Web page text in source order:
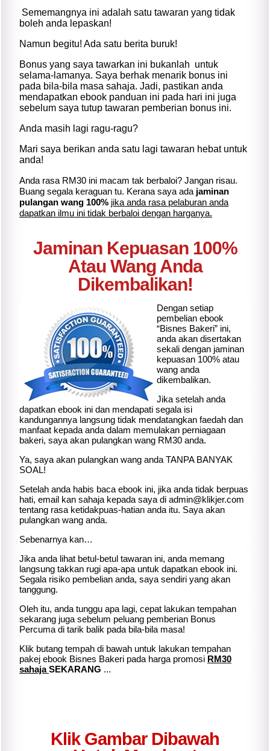
Sememangnya ini adalah satu tawaran yang tidak
boleh anda lepaskan!
Namun begitu! Ada satu berita buruk!
Bonus yang saya tawarkan ini bukanlah untuk
selama-lamanya. Saya berhak menarik bonus ini
pada bila-bila masa sahaja. Jadi, pastikan anda
mendapatkan ebook panduan ini pada hari ini juga
sebelum saya tutup tawaran pemberian bonus ini.
Anda masih lagi ragu-ragu?
Mari saya berikan anda satu lagi tawaran hebat untuk
anda!
Anda rasa RM30 ini macam tak berbaloi? Jangan risau.
Buang segala keraguan tu. Kerana saya ada jaminan
pulangan wang 100% jika anda rasa pelaburan anda
dapatkan ilmu ini tidak berbaloi dengan harganya.
Jaminan Kepuasan 100%
Atau Wang Anda
Dikembalikan!
Dengan setiap
pembelian ebook
“Bisnes Bakeri” ini,
anda akan disertakan
sekali dengan jaminan
kepuasan 100% atau
wang anda
dikembalikan.
Jika setelah anda
dapatkan ebook ini dan mendapati segala isi
kandungannya langsung tidak mendatangkan faedah dan
manfaat kepada anda dalam memulakan perniagaan
bakeri, saya akan pulangkan wang RM30 anda.
Ya, saya akan pulangkan wang anda TANPA BANYAK
SOAL!
Setelah anda habis baca ebook ini, jika anda tidak berpuas
hati, email kan sahaja kepada saya di admin@klikjer.com
tentang rasa ketidakpuas-hatian anda itu. Saya akan
pulangkan wang anda.
Sebenarnya kan…
Jika anda lihat betul-betul tawaran ini, anda memang
langsung takkan rugi apa-apa untuk dapatkan ebook ini.
Segala risiko pembelian anda, saya sendiri yang akan
tanggung.
Oleh itu, anda tunggu apa lagi, cepat lakukan tempahan
sekarang juga sebelum peluang pemberian Bonus
Percuma di tarik balik pada bila-bila masa!
Klik butang tempah di bawah untuk lakukan tempahan
pakej ebook Bisnes Bakeri pada harga promosi RM30
sahajaSEKARANG ...
Klik Gambar Dibawah